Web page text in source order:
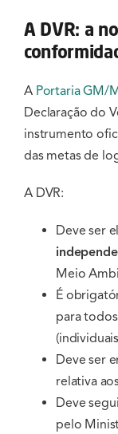
A DVR: a
A Portaria GM/
Declaração do
instrumento
das metas de
A DVR:
Deve ser
Meio
É
para
Deve ser
relativa
Deve
pelo